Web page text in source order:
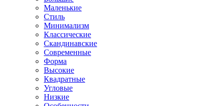
Маленькие
Стиль
Минимализм
Классические
Скандинавские
Современные
Форма
Высокие
Квадратные
Угловые
Низкие